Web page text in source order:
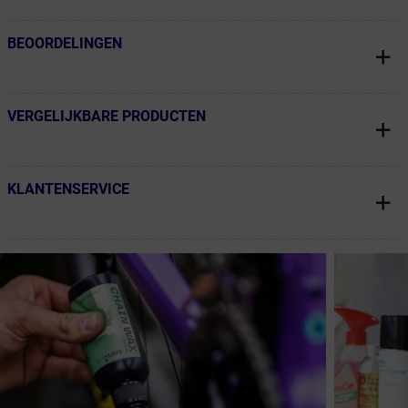
← Terug naar productnavigatie
BEOORDELINGEN
← Terug naar productnavigatie
VERGELIJKBARE PRODUCTEN
← Terug naar productnavigatie
KLANTENSERVICE